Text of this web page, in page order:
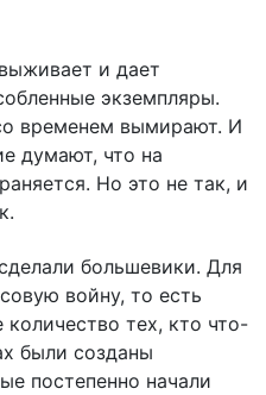
и дает
экземпляры.
временем вымирают. И
думают, что на
Но это не так, и
большевики. Для
войну, то есть
тех, кто что-
были созданы
постепенно начали